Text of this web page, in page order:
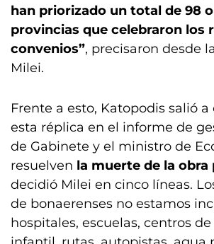
han priorizado un total de 98
provincias que celebraron los
convenios”, precisaron desde
Milei.
Frente a esto, Katopodis salió
esta réplica en el informe de
de Gabinete y el ministro de
resuelven la muerte de la obra
decidió Milei en cinco líneas.
de bonaerenses no estamos
hospitales, escuelas, centros